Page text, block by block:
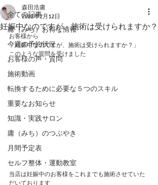
全ての記事
庸（みち）お得な情報
今週の予約状況
お客様の声・質問
施術動画
転換するために必要な５つのスキル
重要なお知らせ
知識・実践サロン
庸（みち）のつぶやき
月間予定表
セルフ整体・運動教室
妊娠中なのですが、施術は受けられますか？
森田浩庸
2022年2月12日
お客様から
「妊娠中なのですが、施術は受けられますか？」
このような質問を受けました
当店は妊娠中のお客様をこれまでも施術させていた
だいております